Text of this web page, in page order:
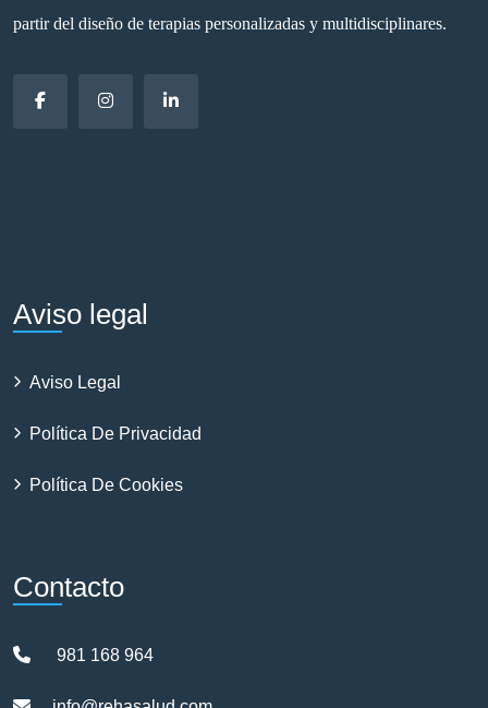
partir del diseño de terapias personalizadas y multidisciplinares.
Aviso legal
Aviso Legal
Política De Privacidad
Política De Cookies
Contacto
981 168 964